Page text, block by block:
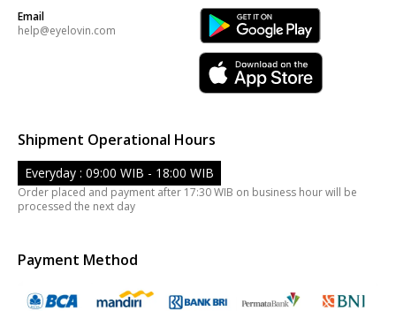
Email
help@eyelovin.com
Shipment Operational Hours
Everyday : 09:00 WIB - 18:00 WIB
Order placed and payment after 17:30 WIB on business hour will be
processed the next day
Payment Method